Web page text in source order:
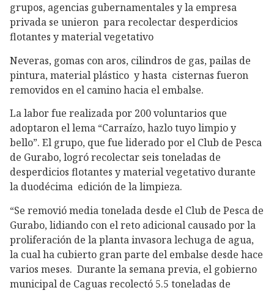
grupos, agencias gubernamentales y la empresa
privada se unieron para recolectar desperdicios
flotantes y material vegetativo
Neveras, gomas con aros, cilindros de gas, pailas de
pintura, material plástico y hasta cisternas fueron
removidos en el camino hacia el embalse.
La labor fue realizada por 200 voluntarios que
adoptaron el lema “Carraízo, hazlo tuyo limpio y
bello”. El grupo, que fue liderado por el Club de Pesca
de Gurabo, logró recolectar seis toneladas de
desperdicios flotantes y material vegetativo durante
la duodécima edición de la limpieza.
“Se removió media tonelada desde el Club de Pesca de
Gurabo, lidiando con el reto adicional causado por la
proliferación de la planta invasora lechuga de agua,
la cual ha cubierto gran parte del embalse desde hace
varios meses. Durante la semana previa, el gobierno
municipal de Caguas recolectó 5.5 toneladas de